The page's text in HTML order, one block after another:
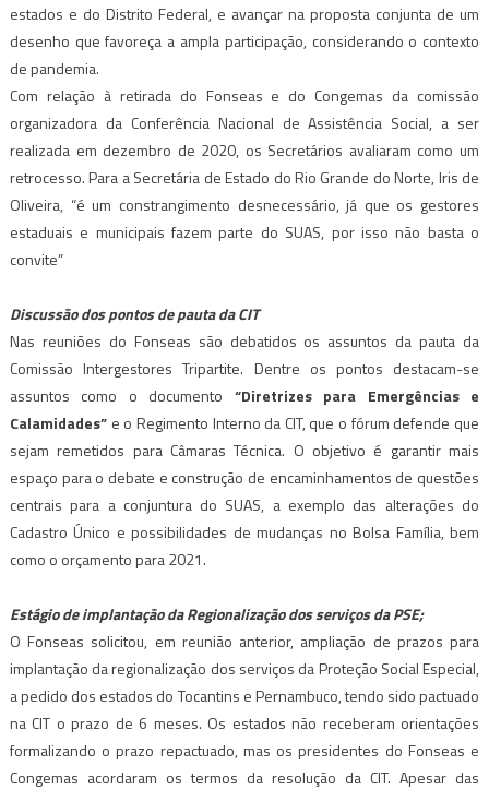
estados e do Distrito Federal, e avançar na proposta conjunta de um
desenho que favoreça a ampla participação, considerando o contexto
de pandemia.
Com relação à retirada do Fonseas e do Congemas da comissão
organizadora da Conferência Nacional de Assistência Social, a ser
realizada em dezembro de 2020, os Secretários avaliaram como um
retrocesso. Para a Secretária de Estado do Rio Grande do Norte, Iris de
Oliveira, “é um constrangimento desnecessário, já que os gestores
estaduais e municipais fazem parte do SUAS, por isso não basta o
convite”
Discussão dos pontos de pauta da CIT
Nas reuniões do Fonseas são debatidos os assuntos da pauta da
Comissão Intergestores Tripartite. Dentre os pontos destacam-se
assuntos como o documento “Diretrizes para Emergências e
Calamidades”e o Regimento Interno da CIT, que o fórum defende que
sejam remetidos para Câmaras Técnica. O objetivo é garantir mais
espaço para o debate e construção de encaminhamentos de questões
centrais para a conjuntura do SUAS, a exemplo das alterações do
Cadastro Único e possibilidades de mudanças no Bolsa Família, bem
como o orçamento para 2021.
Estágio de implantação da Regionalização dos serviços da PSE;
O Fonseas solicitou, em reunião anterior, ampliação de prazos para
implantação da regionalização dos serviços da Proteção Social Especial,
a pedido dos estados do Tocantins e Pernambuco, tendo sido pactuado
na CIT o prazo de 6 meses. Os estados não receberam orientações
formalizando o prazo repactuado, mas os presidentes do Fonseas e
Congemas acordaram os termos da resolução da CIT. Apesar das